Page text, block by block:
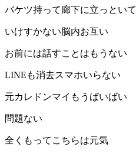
バケツ持って廊下に立っといて
いけすかない脳内お互い
お前には話すことはもうない
LINEも消去スマホいらない
元カレドンマイもうばいばい
問題ない
全くもってこちらは元気